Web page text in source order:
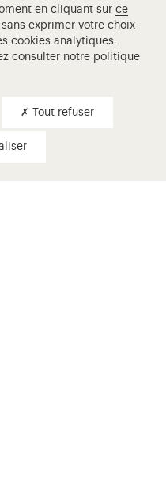
en cliquant surce
exprimer votre choix
cookies analytiques.
consulter notre politique
Tout refuser